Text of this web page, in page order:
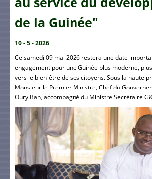
de la Guinée"
10 - 5 - 2026
Ce samedi 09 mai 2026 restera une date
engagement pour une Guinée plus moderne,
vers le bien-être de ses citoyens. Sous la haute
Monsieur le Premier Ministre, Chef du
Oury Bah, accompagné du Ministre Secrétaire